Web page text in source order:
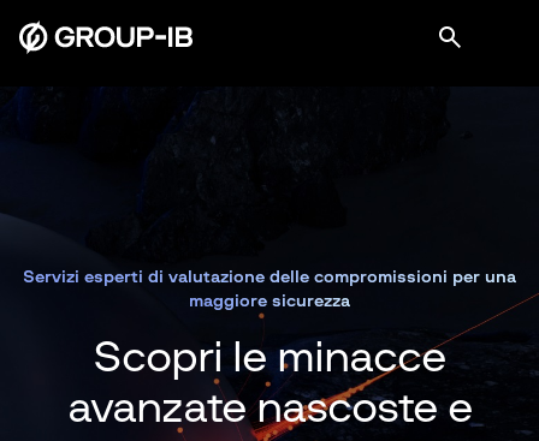
Servizi esperti di valutazione delle compromissioni per una
maggiore sicurezza
Scopri le minacce
avanzate nascoste e